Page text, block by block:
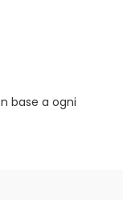
base a ogni